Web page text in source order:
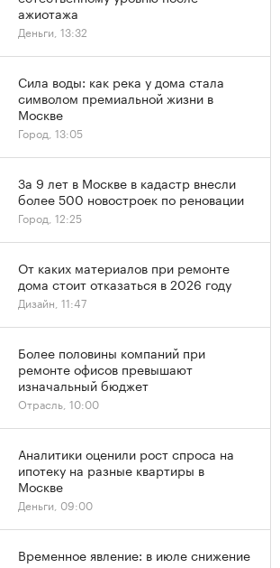
ажиотажа
Деньги, 13:32
Сила воды: как река у дома стала
символом премиальной жизни в
Москве
Город, 13:05
За 9 лет в Москве в кадастр внесли
более 500 новостроек по реновации
Город, 12:25
От каких материалов при ремонте
дома стоит отказаться в 2026 году
Дизайн, 11:47
Более половины компаний при
ремонте офисов превышают
изначальный бюджет
Отрасль, 10:00
Аналитики оценили рост спроса на
ипотеку на разные квартиры в
Москве
Деньги, 09:00
Временное явление: в июле снижение